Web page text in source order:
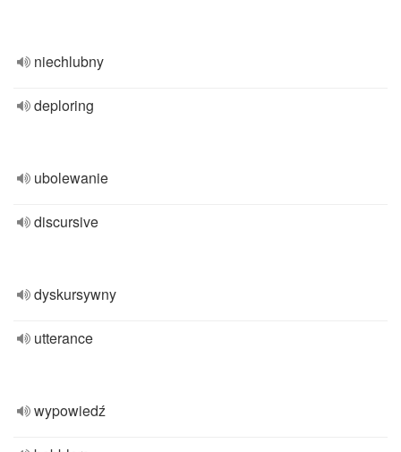
niechlubny
deploring
ubolewanie
discursive
dyskursywny
utterance
wypowiedź